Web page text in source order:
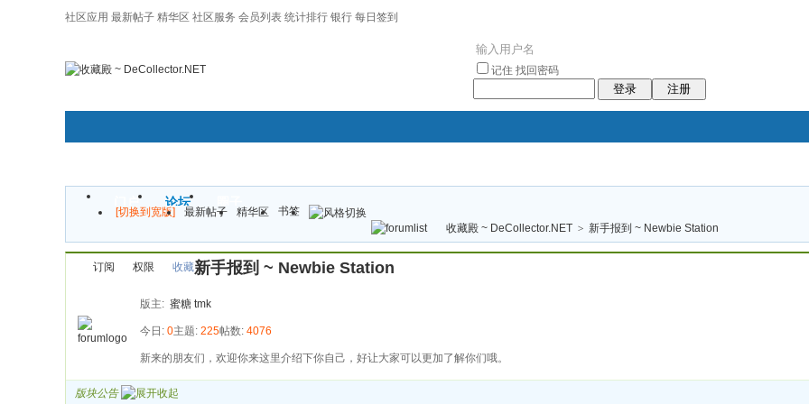
社区应用 最新帖子 精华区 社区服务 会员列表 统计排行 银行 每日签到
记住 找回密码
登录 注册
门户 论坛
褔
袠袠袥眩褦
[切换到宽版] 最新帖子 精华区
书签
收藏殿 ~ DeCollector.NET > 新手报到 ~ Newbie Station
订阅 权限 新手报到 ~ Newbie Station
收藏
版主: 蜜糖 tmk
今日: 0主题: 225帖数: 4076
新来的朋友们，欢迎你来这里介绍下你自己，好让大家可以更加了解你们哦。
版块公告